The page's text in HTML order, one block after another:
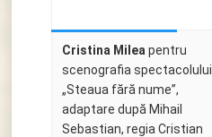
Cristina Milea pentru
scenografia spectacolului
„Steaua fără nume”,
adaptare după Mihail
Sebastian, regia Cristian